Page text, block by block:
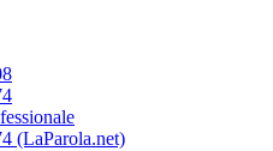
(LaParola.net)